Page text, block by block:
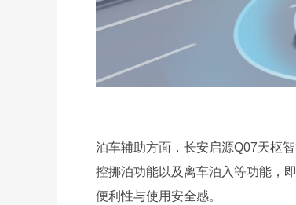
泊车辅助方面，长安启源Q07天枢
控挪泊功能以及离车泊入等功能，
便利性与使用安全感。